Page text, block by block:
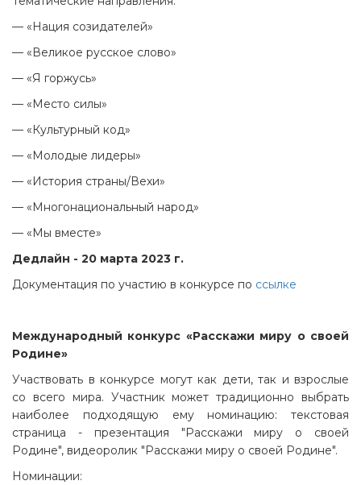
— «Нация созидателей»
— «Великое русское слово»
— «Я горжусь»
— «Место силы»
— «Культурный код»
— «Молодые лидеры»
— «История страны/Вехи»
— «Многонациональный народ»
— «Мы вместе»
Дедлайн - 20 марта 2023 г.
Документация по участию в конкурсе по ссылке
Международный конкурс «Расскажи миру о своей
Родине»
Участвовать в конкурсе могут как дети, так и взрослые
со всего мира. Участник может традиционно выбрать
наиболее подходящую ему номинацию: текстовая
страница - презентация "Расскажи миру о своей
Родине", видеоролик "Расскажи миру о своей Родине".
Номинации: